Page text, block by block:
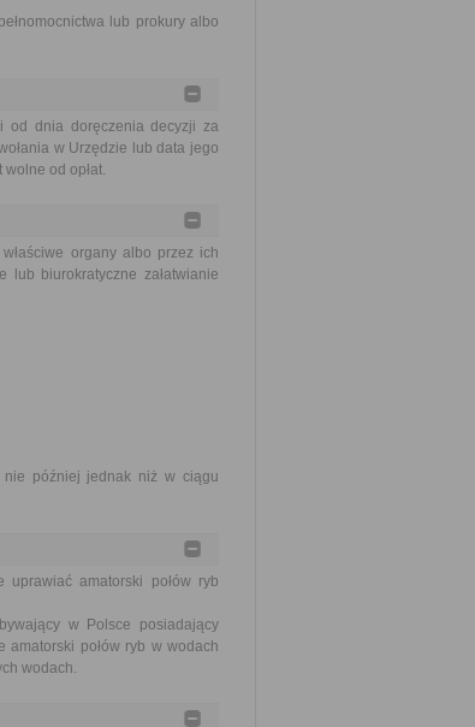
lub prokury albo
od dnia doręczenia decyzji za
w Urzędzie lub data jego
od opłat.
organy albo przez ich
lub biurokratyczne załatwianie
nie później jednak niż w ciągu
amatorski połów ryb
w Polsce posiadający
połów ryb w wodach
wodach.